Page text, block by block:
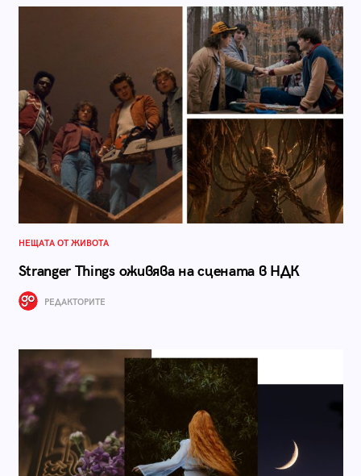
НЕЩАТА ОТ ЖИВОТА
Stranger Things оживява на сцената в НДК
РЕДАКТОРИТЕ